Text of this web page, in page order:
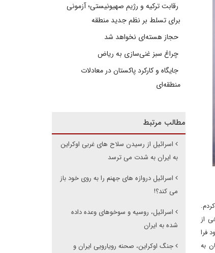
از
فرا
به
رقابت ترکیه و رژیم صهیونیستی؛ آزمونی
برای تسلط بر نظم جدید منطقه
حجاز هسته‌ای نخواهد شد
چراغ سبز غنی‌سازی به ریاض
جایگاه و کارکرد پاکستان در معادلات
منطقه‌ای
مطالب مرتبط
اسرائیل از رسیدن سلاح های غربی اوکراین
به ایران به شدت می ترسد
اسرائیل دروازه های جهنم را به روی خود باز
می کند؟!
اسرائیل، روسیه و سوخوهای وعده داده
شده به ایران
جنگ اوکراین، صحنه رویارویی ایران و